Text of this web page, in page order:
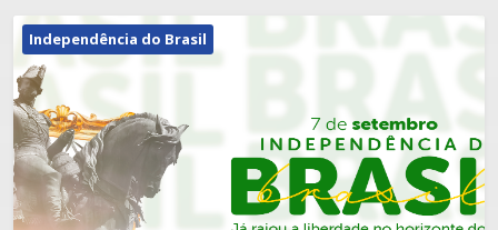
Independência do Brasil